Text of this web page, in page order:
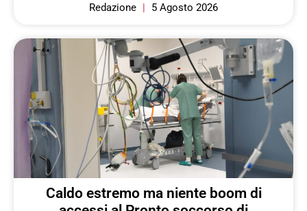
Redazione 5 Agosto 2026
Caldo estremo ma niente boom di